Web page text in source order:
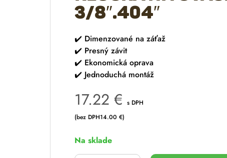
3/8″.404″
✔️ Dimenzované na záťaž
✔️ Presný závit
✔️ Ekonomická oprava
✔️ Jednoduchá montáž
17.22 € s DPH
(bez DPH14.00 €)
Na sklade